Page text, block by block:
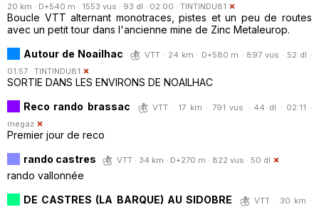
20 km · D+540 m · 1553 vus · 93 dl · 02:00 · TINTINDU81
Boucle VTT alternant monotraces, pistes et un peu de routes
avec un petit tour dans l'ancienne mine de Zinc Metaleurop.
Autour de Noailhac
VTT · 24 km · D+580 m · 897 vus · 52 dl ·
01:57 · TINTINDU81
SORTIE DANS LES ENVIRONS DE NOAILHAC
Reco rando brassac
VTT · 17 km · 791 vus · 44 dl · 02:11 ·
megaz
Premier jour de reco
rando castres
VTT · 34 km · D+270 m · 822 vus · 50 dl
rando vallonnée
DE CASTRES (LA BARQUE) AU SIDOBRE
VTT · 30 km ·